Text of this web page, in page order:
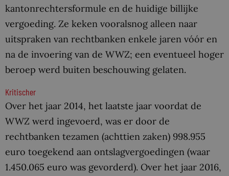
kantonrechtersformule en de huidige billijke
vergoeding. Ze keken vooralsnog alleen naar
uitspraken van rechtbanken enkele jaren vóór en
na de invoering van de WWZ; een eventueel hoger
beroep werd buiten beschouwing gelaten.
Kritischer
Over het jaar 2014, het laatste jaar voordat de
WWZ werd ingevoerd, was er door de
rechtbanken tezamen (achttien zaken) 998.955
euro toegekend aan ontslagvergoedingen (waar
1.450.065 euro was gevorderd). Over het jaar 2016,